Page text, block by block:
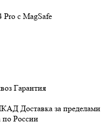
Pro c MagSafe
Гарантия
Доставка за пределами
по России